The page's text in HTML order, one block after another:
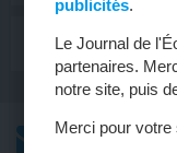
MENU
L’ACTU
publicités.
Le Journal de
partenaires.
notre site, puis
Merci pour votre